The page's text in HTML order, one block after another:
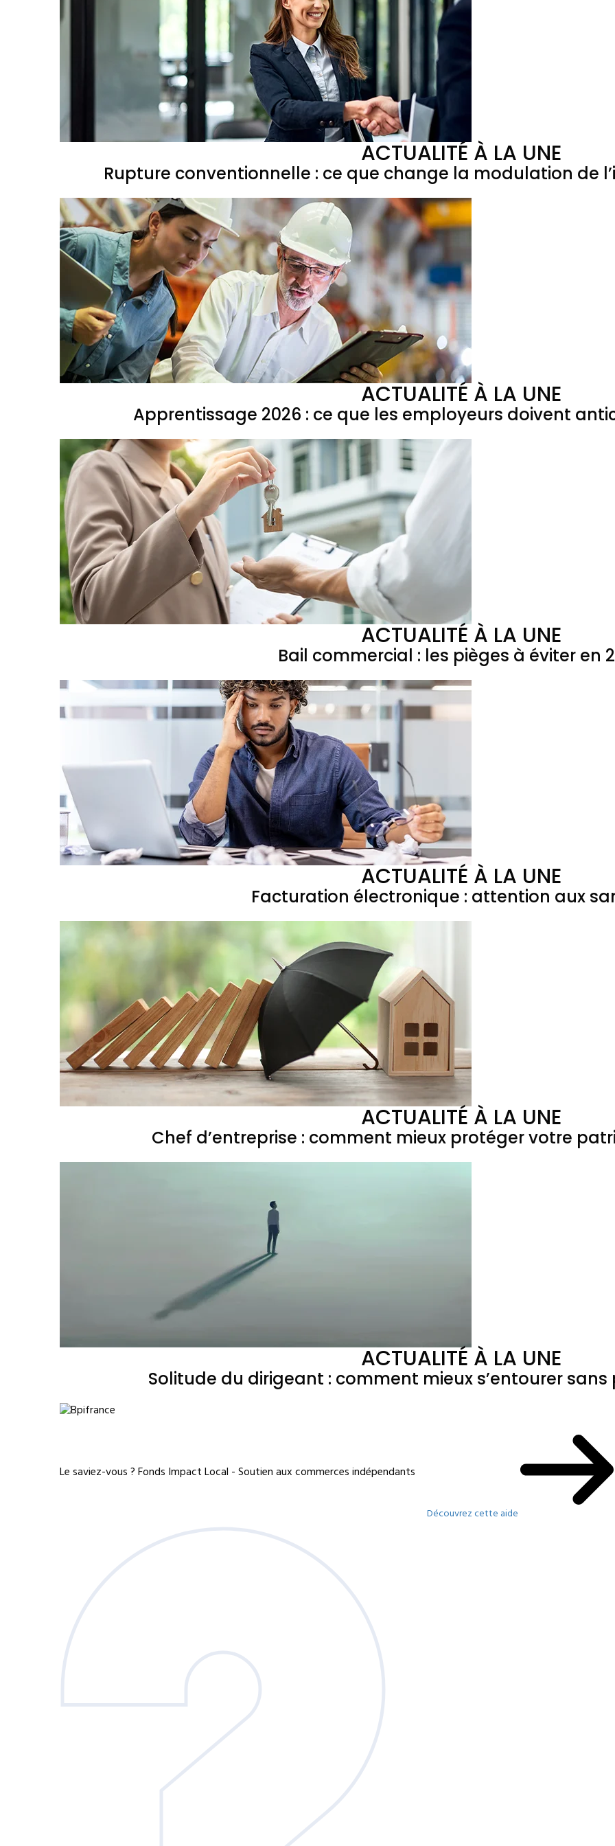
ACTUALITÉ À LA UNE
Rupture conventionnelle : ce que change la modulation de
ACTUALITÉ À LA UNE
Apprentissage 2026 : ce que les employeurs doivent
ACTUALITÉ À LA UNE
Bail commercial : les pièges à éviter en
ACTUALITÉ À LA UNE
Facturation électronique : attention aux
ACTUALITÉ À LA UNE
Chef d’entreprise : comment mieux protéger votre
ACTUALITÉ À LA UNE
Solitude du dirigeant : comment mieux s’entourer
Le saviez-vous ?Fonds Impact Local - Soutien aux commerces indépendants
Découvrez cette aide